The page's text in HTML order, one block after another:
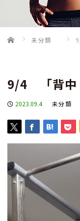
Home 未分類
9/4 「背中
2023.09.4 未分類